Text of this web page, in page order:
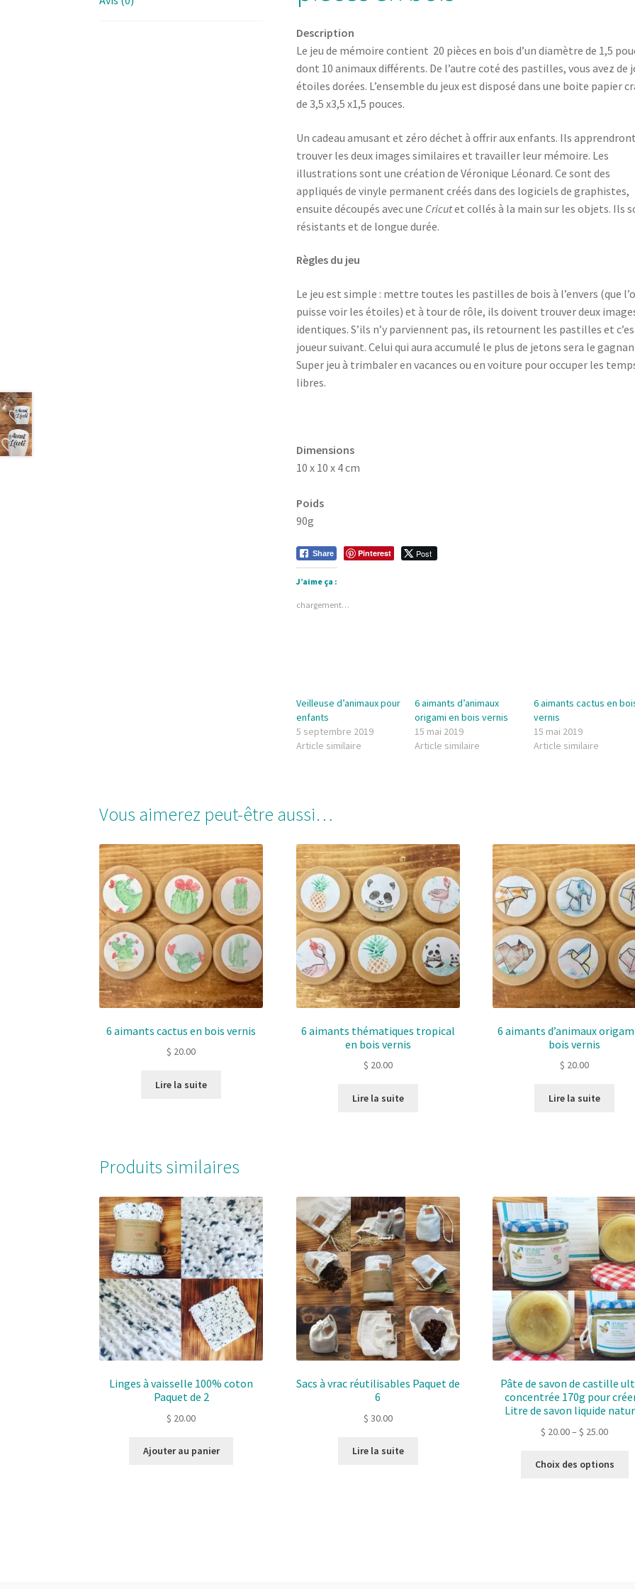
Description
Le jeu de mémoire contient 20 pièces en bois d’un diamètre de 1,5
dont 10 animaux différents. De l’autre coté des pastilles, vous avez de
étoiles dorées. L’ensemble du jeux est disposé dans une boite papier
de 3,5 x3,5 x1,5 pouces.
Un cadeau amusant et zéro déchet à offrir aux enfants. Ils
trouver les deux images similaires et travailler leur mémoire. Les
illustrations sont une création de Véronique Léonard. Ce sont des
appliqués de vinyle permanent créés dans des logiciels de graphistes,
ensuite découpés avec une Cricutet collés à la main sur les objets. Ils
résistants et de longue durée.
Règles du jeu
Le jeu est simple : mettre toutes les pastilles de bois à l’envers (que
puisse voir les étoiles) et à tour de rôle, ils doivent trouver deux
identiques. S’ils n’y parviennent pas, ils retournent les pastilles et
joueur suivant. Celui qui aura accumulé le plus de jetons sera le
Super jeu à trimbaler en vacances ou en voiture pour occuper les
libres.
Dimensions
10 x 10 x 4 cm
Poids
90g
Share Pinterest Post
J’aime ça :
chargement…
Veilleuse d’animaux pour
enfants
5 septembre 2019
Article similaire
6 aimants d’animaux
origami en bois vernis
15 mai 2019
Article similaire
6 aimants cactus en
vernis
15 mai 2019
Article similaire
Vous aimerez peut-être aussi…
6 aimants cactus en bois vernis
$ 20.00
Lire la suite
6 aimants thématiques tropical
en bois vernis
$ 20.00
Lire la suite
6 aimants d’animaux
bois vernis
$ 20.00
Lire la suite
Produits similaires
Linges à vaisselle 100% coton
Paquet de 2
$ 20.00
Ajouter au panier
Sacs à vrac réutilisables Paquet de
6
$ 30.00
Lire la suite
Pâte de savon de castille
concentrée 170g pour
Litre de savon liquide
$ 20.00– $ 25.00
Choix des options